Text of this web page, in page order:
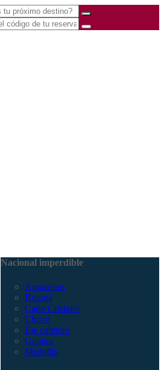
Nacional imperdible
Amazonas
Bogotá
Caño Cristales
Chocó
Eje cafetero
Guajira
Medellín